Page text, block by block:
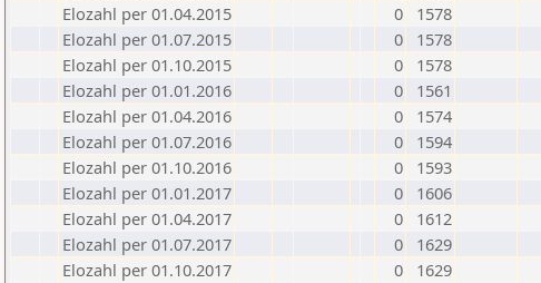
Elozahl per 01.04.2015
0
1578
Elozahl per 01.07.2015
0
1578
Elozahl per 01.10.2015
0
1578
Elozahl per 01.01.2016
0
1561
Elozahl per 01.04.2016
0
1574
Elozahl per 01.07.2016
0
1594
Elozahl per 01.10.2016
0
1593
Elozahl per 01.01.2017
0
1606
Elozahl per 01.04.2017
0
1612
Elozahl per 01.07.2017
0
1629
Elozahl per 01.10.2017
0
1629